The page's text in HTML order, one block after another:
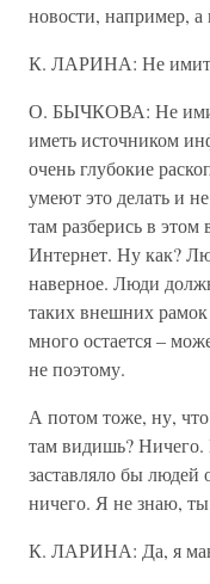
новости, например, а
К. ЛАРИНА: Не
О. БЫЧКОВА: Не
иметь источником
очень глубокие
умеют это делать и
там разберись в этом
Интернет. Ну как?
наверное. Люди
таких внешних
много остается –
не поэтому.
А потом тоже, ну,
там видишь? Ничего.
заставляло бы людей
ничего. Я не знаю,
К. ЛАРИНА: Да, я